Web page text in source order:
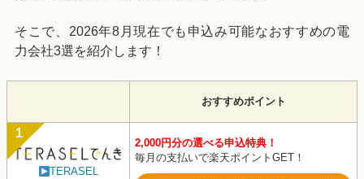
そこで、2026年8月現在でも申込み可能なおすすめの電
力会社3選を紹介します！
おすすめポイント
TERASEL
2,000円分の選べる申込特典！
毎月の支払いで楽天ポイントGET！